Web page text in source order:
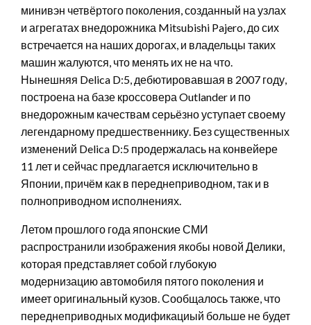
минивэн четвёртого поколения, созданный на узлах
и агрегатах внедорожника Mitsubishi Pajero, до сих
встречается на наших дорогах, и владельцы таких
машин жалуются, что менять их не на что.
Нынешняя Delica D:5, дебютировавшая в 2007 году,
построена на базе кроссовера Outlander и по
внедорожным качествам серьёзно уступает своему
легендарному предшественнику. Без существенных
изменений Delica D:5 продержалась на конвейере
11 лет и сейчас предлагается исключительно в
Японии, причём как в переднеприводном, так и в
полноприводном исполнениях.
Летом прошлого года японские СМИ
распространили изображения якобы новой Делики,
которая представляет собой глубокую
модернизацию автомобиля пятого поколения и
имеет оригинальный кузов. Сообщалось также, что
переднеприводных модификациый больше не будет